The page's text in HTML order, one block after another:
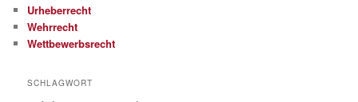
Urheberrecht
Wehrrecht
Wettbewerbsrecht
SCHLAGWORT